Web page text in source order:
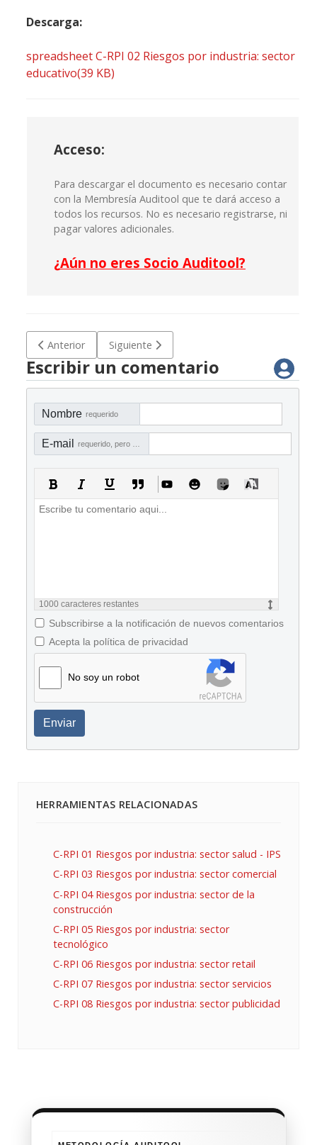
Descarga:
spreadsheetC-RPI 02 Riesgos por industria: sector
educativo(39 KB)
Acceso:
Para descargar el documento es necesario contar
con la Membresía Auditool que te dará acceso a
todos los recursos. No es necesario registrarse, ni
pagar valores adicionales.
¿Aún no eres Socio Auditool?
Artículo anterior: C-RPI 01 Riesgos por industria: sector
Anterior Artículo siguiente: C-RPI 03 Riesgos por
Siguiente
Escribir un comentario
Nombre requerido
E-mail
1000 caracteres restantes
Subscribirse a la notificación de nuevos comentarios
Acepta la política de privacidad
No soy un robot
Enviar
HERRAMIENTAS RELACIONADAS
C-RPI 01 Riesgos por industria: sector salud - IPS
C-RPI 03 Riesgos por industria: sector comercial
C-RPI 04 Riesgos por industria: sector de la
construcción
C-RPI 05 Riesgos por industria: sector
tecnológico
C-RPI 06 Riesgos por industria: sector retail
C-RPI 07 Riesgos por industria: sector servicios
C-RPI 08 Riesgos por industria: sector publicidad